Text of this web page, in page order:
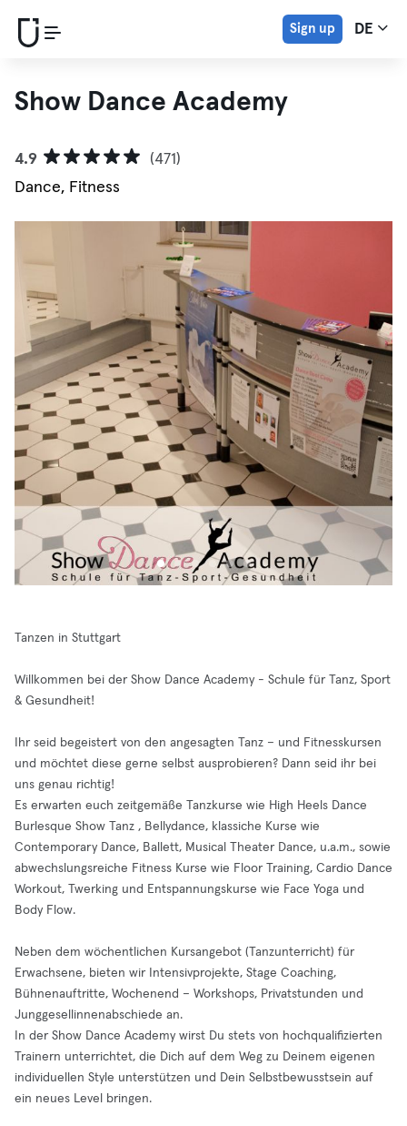
Sign up DE
Show Dance Academy
4.9
(471)
Dance, Fitness
Tanzen in Stuttgart
Willkommen bei der Show Dance Academy - Schule für Tanz, Sport
& Gesundheit!
Ihr seid begeistert von den angesagten Tanz – und Fitnesskursen
und möchtet diese gerne selbst ausprobieren? Dann seid ihr bei
uns genau richtig!
Es erwarten euch zeitgemäße Tanzkurse wie High Heels Dance
Burlesque Show Tanz , Bellydance, klassiche Kurse wie
Contemporary Dance, Ballett, Musical Theater Dance, u.a.m., sowie
abwechslungsreiche Fitness Kurse wie Floor Training, Cardio Dance
Workout, Twerking und Entspannungskurse wie Face Yoga und
Body Flow.
Neben dem wöchentlichen Kursangebot (Tanzunterricht) für
Erwachsene, bieten wir Intensivprojekte, Stage Coaching,
Bühnenauftritte, Wochenend – Workshops, Privatstunden und
Junggesellinnenabschiede an.
In der Show Dance Academy wirst Du stets von hochqualifizierten
Trainern unterrichtet, die Dich auf dem Weg zu Deinem eigenen
individuellen Style unterstützen und Dein Selbstbewusstsein auf
ein neues Level bringen.